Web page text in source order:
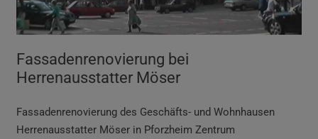
Fassadenrenovierung bei
Herrenausstatter Möser
Fassadenrenovierungdes Geschäfts- und Wohnhausen
Herrenausstatter Möser in Pforzheim Zentrum